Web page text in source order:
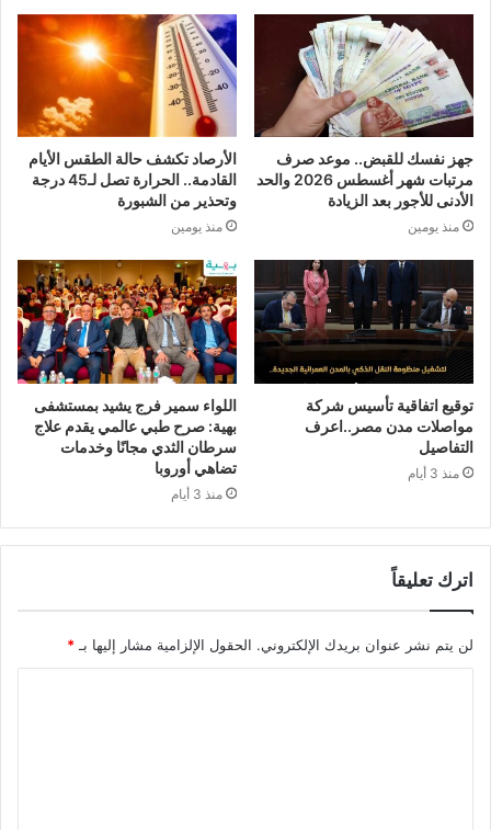
جهز نفسك للقبض.. موعد صرف
مرتبات شهر أغسطس 2026 والحد
الأدنى للأجور بعد الزيادة
منذ يومين
الأرصاد تكشف حالة الطقس الأيام
القادمة.. الحرارة تصل لـ45 درجة
وتحذير من الشبورة
منذ يومين
توقيع اتفاقية تأسيس شركة
مواصلات مدن مصر..اعرف
التفاصيل
منذ 3 أيام
اللواء سمير فرج يشيد بمستشفى
بهية: صرح طبي عالمي يقدم علاج
سرطان الثدي مجانًا وخدمات
تضاهي أوروبا
منذ 3 أيام
اترك تعليقاً
لن يتم نشر عنوان بريدك الإلكتروني. الحقول الإلزامية مشار إليها بـ*